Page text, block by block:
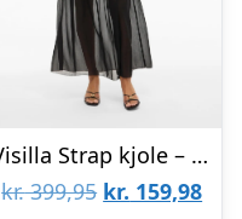
Visilla Strap kjole – sort
kr.399,95 Den
kr. 159,98Den